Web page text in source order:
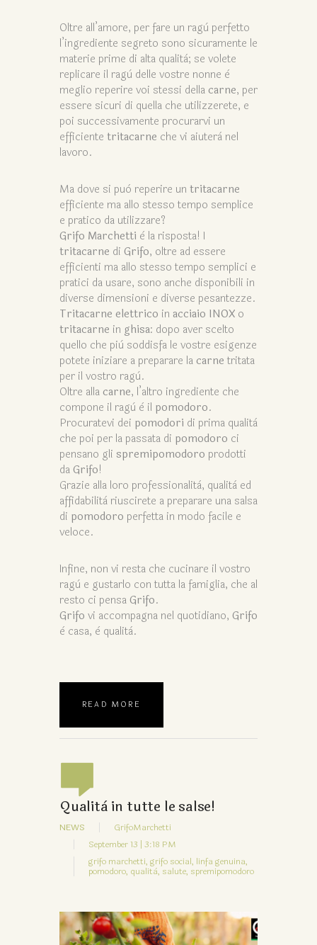
Oltre all’amore, per fare un ragù perfetto
l’ingrediente segreto sono sicuramente le
materie prime di alta qualità; se volete
replicare il ragù delle vostre nonne è
meglio reperire voi stessi dellacarne, per
essere sicuri di quella che utilizzerete, e
poi successivamente procurarvi un
efficiente tritacarne che vi aiuterà nel
lavoro.
Ma dove si può reperire un tritacarne
efficiente ma allo stesso tempo semplice
e pratico da utilizzare?
Grifo Marchetti è la risposta! I
tritacarne di Grifo, oltre ad essere
efficienti ma allo stesso tempo semplici e
pratici da usare, sono anche disponibili in
diverse dimensioni e diverse pesantezze.
Tritacarne elettrico in acciaio INOX o
tritacarne in ghisa: dopo aver scelto
quello che più soddisfa le vostre esigenze
potete iniziare a preparare lacarne tritata
per il vostro ragù.
Oltre allacarne, l’altro ingrediente che
compone il ragù è il pomodoro.
Procuratevi dei pomodori di prima qualità
che poi per la passata di pomodoro ci
pensano gli spremipomodoro prodotti
da Grifo!
Grazie alla loro professionalità, qualità ed
affidabilità riuscirete a preparare una salsa
di pomodoro perfetta in modo facile e
veloce.
Infine, non vi resta che cucinare il vostro
ragù e gustarlo con tutta la famiglia, che al
resto ci pensa Grifo.
Grifo vi accompagna nel quotidiano, Grifo
è casa, è qualità.
READ MORE
Qualità in tutte le salse!
NEWS
GrifoMarchetti
September 13 | 3:18 PM
grifo marchetti, grifo social, linfa genuina,
pomodoro, qualità, salute, spremipomodoro